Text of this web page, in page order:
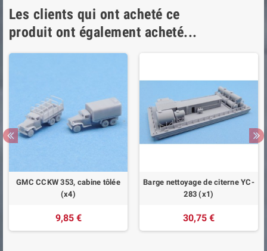
Les clients qui ont acheté ce
produit ont également acheté...
GMC CCKW 353, cabine tôlée
(x4)
9,85 €
Barge nettoyage de citerne YC-
283 (x1)
30,75 €